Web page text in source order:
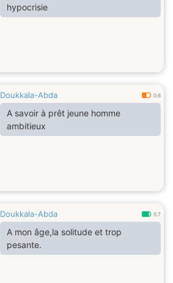
hypocrisie
Doukkala-Abda 0.6
A savoir à prêt jeune homme
ambitieux
Doukkala-Abda 0.7
A mon âge,la solitude et trop
pesante.